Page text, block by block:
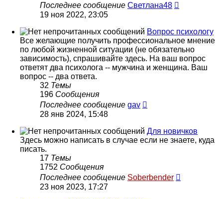
Последнее сообщение Светлана48
сообщению
19 ноя 2022, 23:05
Вопрос психологу
Все желающие получить профессиональное мнение
по любой жизненной ситуации (не обязательно
зависимость), спрашивайте здесь. На ваш вопрос
ответят два психолога -- мужчина и женщина. Ваш
вопрос -- два ответа.
32 Темы
196 Сообщения
Последнее сообщение gav
сообщению
28 янв 2024, 15:48
Для новичков
Здесь можно написать в случае если не знаете, куда
писать.
17 Темы
1752 Сообщения
Последнее сообщение Soberbender
23 ноя 2023, 17:27